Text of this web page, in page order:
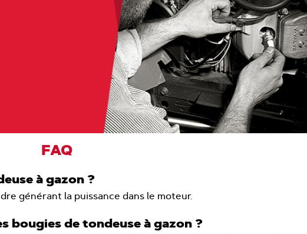
FAQ
à gazon ?
générant la puissance dans le moteur.
bougies de tondeuse à gazon ?